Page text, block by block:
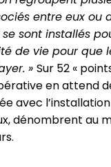
entre eux ou
sont installés
de vie pour que
» Sur 52 «
en attend
avec
dénombrent au